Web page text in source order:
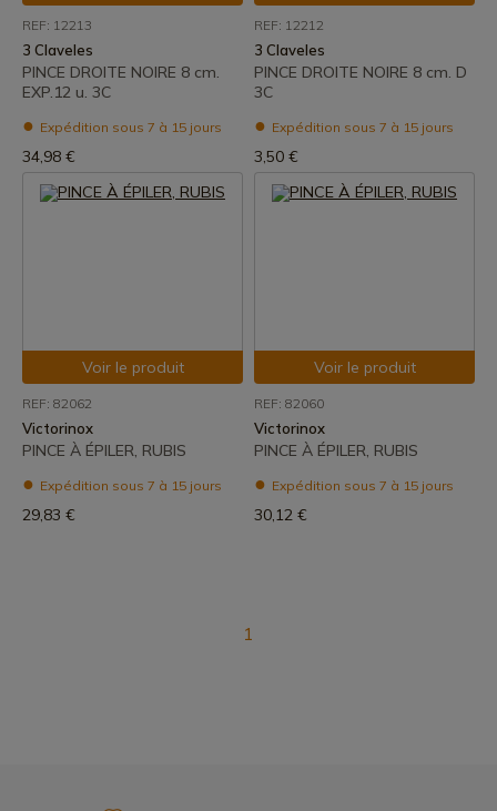
REF: 12213
3 Claveles
PINCE DROITE NOIRE 8 cm.
EXP.12 u. 3C
Expédition sous 7 à 15 jours
34,98 €
REF: 12212
3 Claveles
PINCE DROITE NOIRE 8 cm. D
3C
Expédition sous 7 à 15 jours
3,50 €
Voir le produit
REF: 82062
Victorinox
PINCE À ÉPILER, RUBIS
Expédition sous 7 à 15 jours
29,83 €
Voir le produit
REF: 82060
Victorinox
PINCE À ÉPILER, RUBIS
Expédition sous 7 à 15 jours
30,12 €
1